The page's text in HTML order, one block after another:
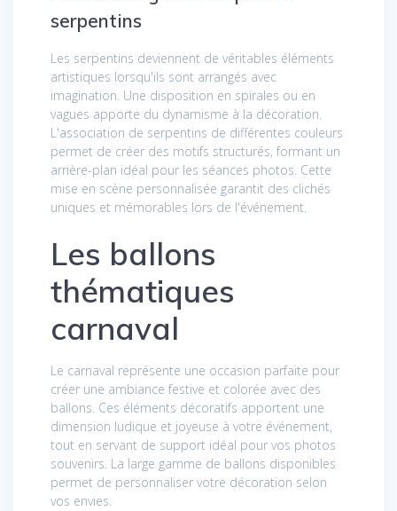
serpentins
Les serpentins deviennent de véritables éléments
artistiques lorsqu'ils sont arrangés avec
imagination. Une disposition en spirales ou en
vagues apporte du dynamisme à la décoration.
L'association de serpentins de différentes couleurs
permet de créer des motifs structurés, formant un
arrière-plan idéal pour les séances photos. Cette
mise en scène personnalisée garantit des clichés
uniques et mémorables lors de l'événement.
Les ballons
thématiques
carnaval
Le carnaval représente une occasion parfaite pour
créer une ambiance festive et colorée avec des
ballons. Ces éléments décoratifs apportent une
dimension ludique et joyeuse à votre événement,
tout en servant de support idéal pour vos photos
souvenirs. La large gamme de ballons disponibles
permet de personnaliser votre décoration selon
vos envies.